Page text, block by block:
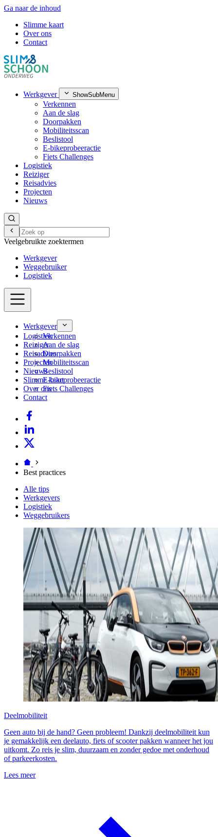
Ga naar de inhoud
Slimme kaart
Over ons
Contact
Werkgever ShowSubMenu
Verkennen
Aan de slag
Doorpakken
Mobiliteitsscan
Beslistool
E-bikeprobeeractie
Fiets Challenges
Logistiek
Reiziger
Reisadvies
Projecten
Nieuws
Veelgebruikte zoektermen
Werkgever
Weggebruiker
Logistiek
Werkgever
Verkennen
Aan de slag
Doorpakken
Mobiliteitsscan
Beslistool
E-bikeprobeeractie
Fiets Challenges
Logistiek
Reiziger
Reisadvies
Projecten
Nieuws
Slimme kaart
Over ons
Contact
Best practices
Alle tips
Werkgevers
Logistiek
Weggebruikers
Deelmobiliteit
Geen auto bij de hand? Geen probleem! Dankzij deelmobiliteit kun
je gemakkelijk een deelauto, fiets of scooter pakken wanneer het jou
uitkomt. Zo reis je slim, duurzaam en zonder gedoe met onderhoud
of parkeerkosten.
Lees meer